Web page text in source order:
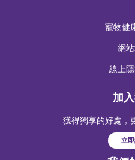
寵物健
網
線上
加
獲得獨享的好處，
立